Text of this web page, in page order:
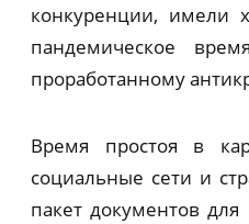
конкуренции, имели
пандемическое
проработанному
Время простоя в
социальные сети и
пакет документов